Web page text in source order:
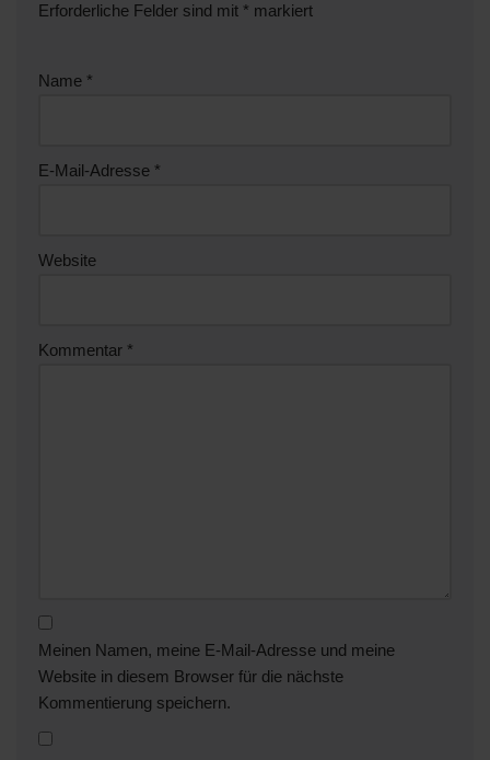
Erforderliche Felder sind mit * markiert
Name *
E-Mail-Adresse *
Website
Kommentar *
Meinen Namen, meine E-Mail-Adresse und meine
Website in diesem Browser für die nächste
Kommentierung speichern.